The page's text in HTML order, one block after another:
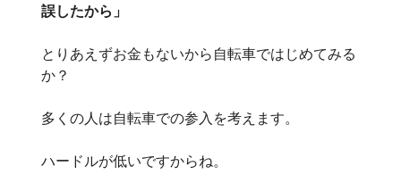
誤したから」
とりあえずお金もないから自転車ではじめてみる
か？
多くの人は自転車での参入を考えます。
ハードルが低いですからね。